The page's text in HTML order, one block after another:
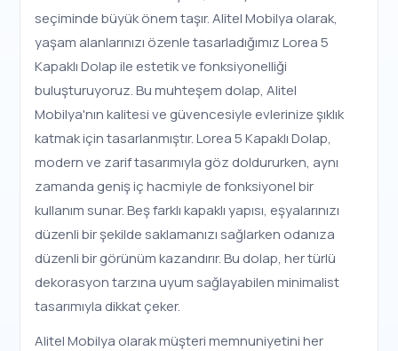
seçiminde büyük önem taşır. Alitel Mobilya olarak,
yaşam alanlarınızı özenle tasarladığımız Lorea 5
Kapaklı Dolap ile estetik ve fonksiyonelliği
buluşturuyoruz. Bu muhteşem dolap, Alitel
Mobilya'nın kalitesi ve güvencesiyle evlerinize şıklık
katmak için tasarlanmıştır. Lorea 5 Kapaklı Dolap,
modern ve zarif tasarımıyla göz doldururken, aynı
zamanda geniş iç hacmiyle de fonksiyonel bir
kullanım sunar. Beş farklı kapaklı yapısı, eşyalarınızı
düzenli bir şekilde saklamanızı sağlarken odanıza
düzenli bir görünüm kazandırır. Bu dolap, her türlü
dekorasyon tarzına uyum sağlayabilen minimalist
tasarımıyla dikkat çeker.
Alitel Mobilya olarak müşteri memnuniyetini her